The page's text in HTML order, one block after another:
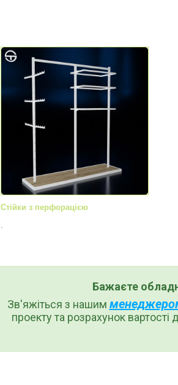
Стійки з перфорацією
Бажаєте
Зв'яжіться з нашим
проекту та розрахунок